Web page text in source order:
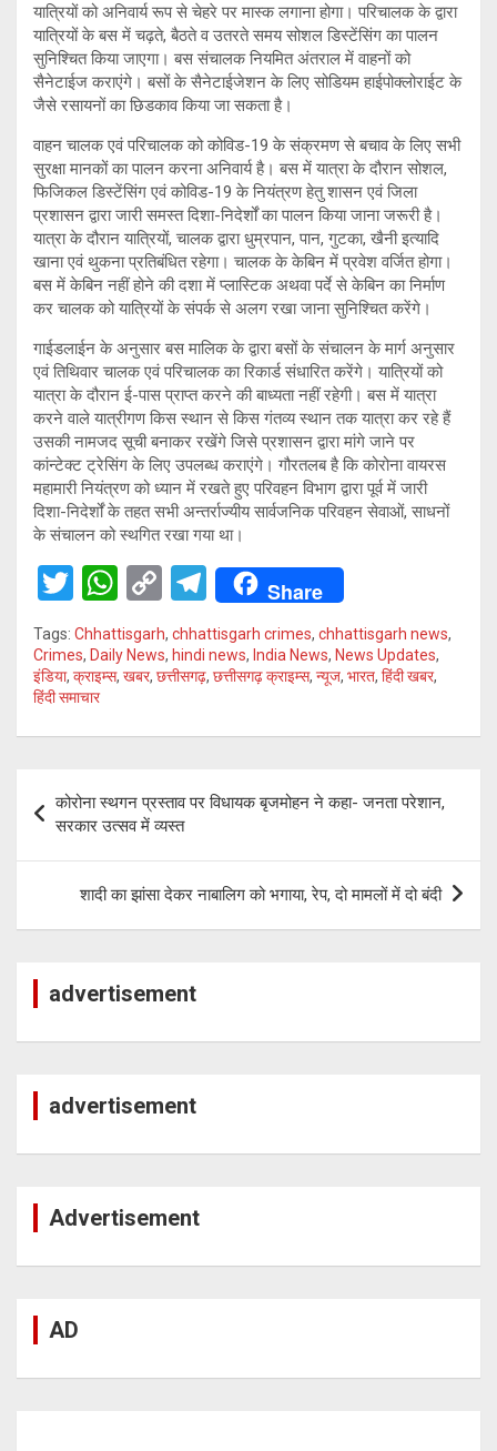
यात्रियों को अनिवार्य रूप से चेहरे पर मास्क लगाना होगा। परिचालक के द्वारा
यात्रियों के बस में चढ़ते, बैठते व उतरते समय सोशल डिस्टेंसिंग का पालन
सुनिश्चित किया जाएगा। बस संचालक नियमित अंतराल में वाहनों को
सैनेटाईज कराएंगे। बसों के सैनेटाईजेशन के लिए सोडियम हाईपोक्लोराईट के
जैसे रसायनों का छिडकाव किया जा सकता है।
वाहन चालक एवं परिचालक को कोविड-19 के संक्रमण से बचाव के लिए सभी
सुरक्षा मानकों का पालन करना अनिवार्य है। बस में यात्रा के दौरान सोशल,
फिजिकल डिस्टेंसिंग एवं कोविड-19 के नियंत्रण हेतु शासन एवं जिला
प्रशासन द्वारा जारी समस्त दिशा-निदेर्शों का पालन किया जाना जरूरी है।
यात्रा के दौरान यात्रियों, चालक द्वारा धुम्रपान, पान, गुटका, खैनी इत्यादि
खाना एवं थुकना प्रतिबंधित रहेगा। चालक के केबिन में प्रवेश वर्जित होगा।
बस में केबिन नहीं होने की दशा में प्लास्टिक अथवा पर्दे से केबिन का निर्माण
कर चालक को यात्रियों के संपर्क से अलग रखा जाना सुनिश्चित करेंगे।
गाईडलाईन के अनुसार बस मालिक के द्वारा बसों के संचालन के मार्ग अनुसार
एवं तिथिवार चालक एवं परिचालक का रिकार्ड संधारित करेंगे। यात्रियों को
यात्रा के दौरान ई-पास प्राप्त करने की बाध्यता नहीं रहेगी। बस में यात्रा
करने वाले यात्रीगण किस स्थान से किस गंतव्य स्थान तक यात्रा कर रहे हैं
उसकी नामजद सूची बनाकर रखेंगे जिसे प्रशासन द्वारा मांगे जाने पर
कांन्टेक्ट ट्रेसिंग के लिए उपलब्ध कराएंगे। गौरतलब है कि कोरोना वायरस
महामारी नियंत्रण को ध्यान में रखते हुए परिवहन विभाग द्वारा पूर्व में जारी
दिशा-निदेर्शों के तहत सभी अन्तर्राज्यीय सार्वजनिक परिवहन सेवाओं, साधनों
के संचालन को स्थगित रखा गया था।
T
wi
tt
er
W
h
at
s
A
p
C
o
py
Li
n
T
el
e
gr
a
Share
Tags: Chhattisgarh, chhattisgarh crimes, chhattisgarh news,
Crimes, Daily News, hindi news, India News, News Updates,
इंडिया, क्राइम्स, खबर, छत्तीसगढ़, छत्तीसगढ़ क्राइम्स, न्यूज, भारत, हिंदी खबर,
हिंदी समाचार
Post
navigation
कोरोना स्थगन प्रस्ताव पर विधायक बृजमोहन ने कहा- जनता परेशान,
सरकार उत्सव में व्यस्त
शादी का झांसा देकर नाबालिग को भगाया, रेप, दो मामलों में दो बंदी
advertisement
advertisement
Advertisement
AD